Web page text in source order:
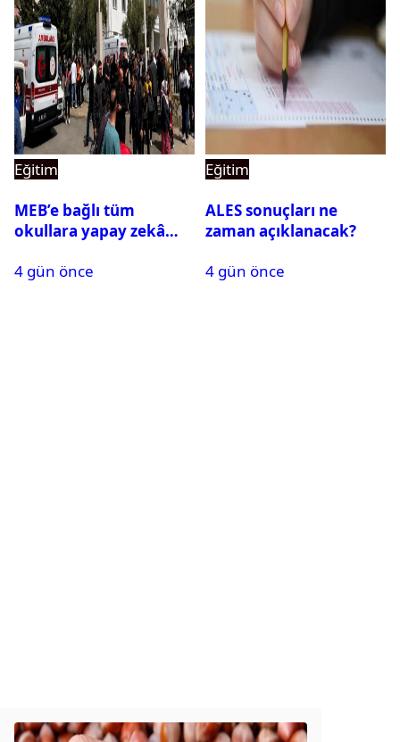
Eğitim
MEB’e bağlı tüm
okullara yapay zekâ
sistemi geliyor
4 gün önce
Eğitim
ALES sonuçları ne
zaman açıklanacak?
4 gün önce